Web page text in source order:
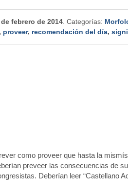
febrero de 2014. Categorías:
proveer, recomendación del día,
como proveer que hasta la
preveer las consecuencias de
Deberían leer “Castellano